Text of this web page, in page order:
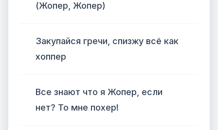
(Жопер, Жопер)
Закупайся гречи, спизжу всё как
хоппер
Все знают что я Жопер, если
нет? То мне похер!